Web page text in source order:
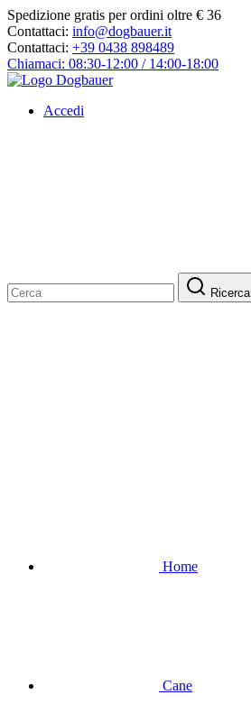
Spedizione gratis per ordini oltre € 36
Contattaci: info@dogbauer.it
Contattaci: +39 0438 898489
Chiamaci: 08:30-12:00 / 14:00-18:00
Accedi
Ricerca
Home
Cane